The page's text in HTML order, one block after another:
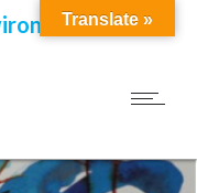
Translate »